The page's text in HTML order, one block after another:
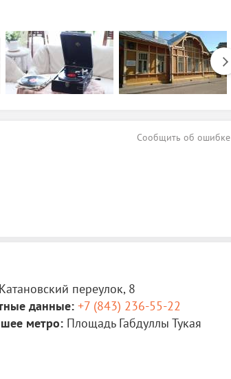
музея сформирована по персоналиям: А.Е.
старший сын Б.А. Арбузов, младший сын Ю.А.
дочь И.А. Арбузова, К.Л. Мюфке, известный
и другие ближайшие родственники и ученые.
интерес у посетителей вызывают сами личности
Арбузовых, их человеческие качества и
родственниками и семейных традиций.
Сообщить об ошибке
Катановский переулок, 8
данные: +7 (843) 236-55-22
метро: Площадь Габдуллы Тукая